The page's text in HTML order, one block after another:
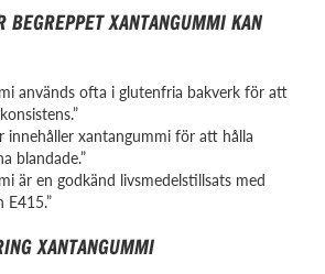
BEGREPPET XANTANGUMMI KAN
används ofta i glutenfria bakverk för att
innehåller xantangummi för att hålla
blandade.”
är en godkänd livsmedelstillsats med
E415.”
XANTANGUMMI